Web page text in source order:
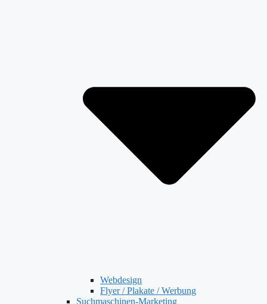
Webdesign
Flyer / Plakate / Werbung
Suchmaschinen-Marketing